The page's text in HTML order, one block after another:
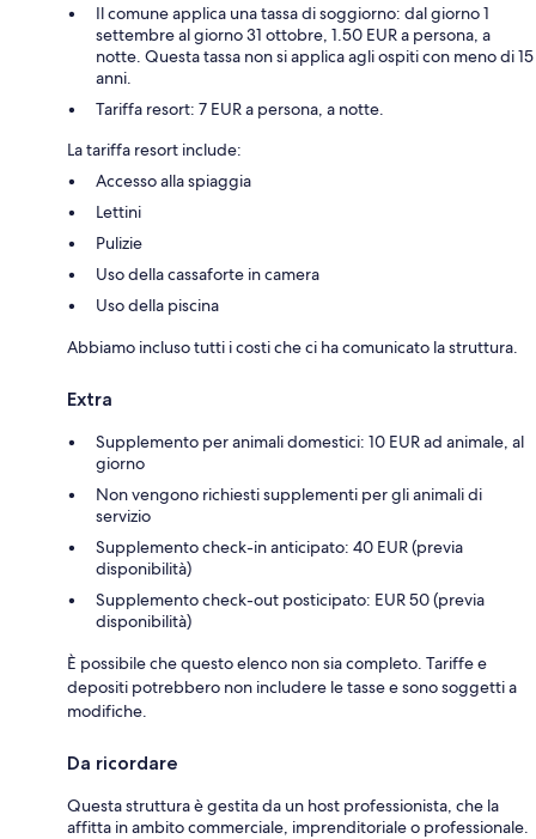
Il comune applica una tassa di soggiorno: dal giorno 1
settembre al giorno 31 ottobre, 1.50 EUR a persona, a
notte. Questa tassa non si applica agli ospiti con meno di 15
anni.
Tariffa resort: 7 EUR a persona, a notte.
La tariffa resort include:
Accesso alla spiaggia
Lettini
Pulizie
Uso della cassaforte in camera
Uso della piscina
Abbiamo incluso tutti i costi che ci ha comunicato la struttura.
Extra
Supplemento per animali domestici: 10 EUR ad animale, al
giorno
Non vengono richiesti supplementi per gli animali di
servizio
Supplemento check-in anticipato: 40 EUR (previa
disponibilità)
Supplemento check-out posticipato: EUR 50 (previa
disponibilità)
È possibile che questo elenco non sia completo. Tariffe e
depositi potrebbero non includere le tasse e sono soggetti a
modifiche.
Da ricordare
Questa struttura è gestita da un host professionista, che la
affitta in ambito commerciale, imprenditoriale o professionale.